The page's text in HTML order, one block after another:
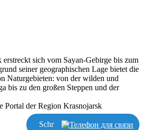
sich vom Sayan-Gebirge bis zum
seiner geographischen Lage bietet die
Naturgebieten: von der wilden und
bis zu den großen Steppen und der
Portal der Region Krasnojarsk
Schreiben